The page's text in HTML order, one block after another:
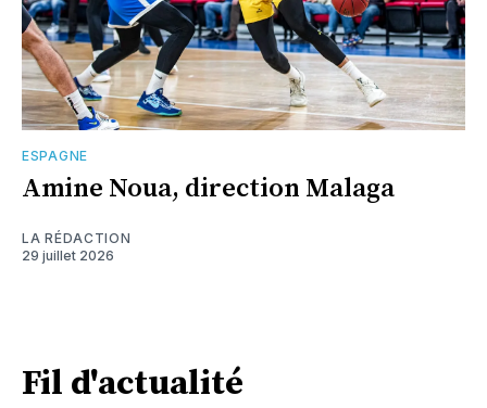
ESPAGNE
Amine Noua, direction Malaga
LA RÉDACTION
29 juillet 2026
Fil d'actualité